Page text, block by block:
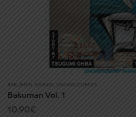
BAKUMAN , MANGA MANGA/COMICS
Bakuman Vol. 1
10.90€